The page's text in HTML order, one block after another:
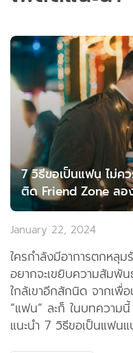
7 วิธีขอเป็นแฟน ไม่ค
ติด Friend Zone ลอ
January 22, 2024
ใครกำลังมีอาการตกหลุ
อยากจะเขยิบความสัมพัน
ใกล้เขาอีกสักนิด จากเพื่
“แฟน” ละก็ ในบทความ
แนะนำ 7 วิธีขอเป็นแฟนแ